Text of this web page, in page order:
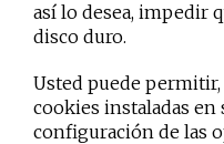
así lo desea, impedir
disco duro.
Usted puede
cookies instaladas
configuración de las